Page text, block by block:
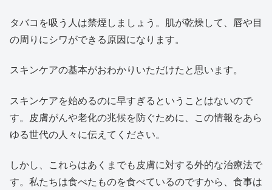
タバコを吸う人は禁煙しましょう。肌が乾燥して、唇や目
の周りにシワができる原因になります。
スキンケアの基本がおわかりいただけたと思います。
スキンケアを始めるのに早すぎるということはないので
す。皮膚がんや老化の兆候を防ぐために、この情報をあら
ゆる世代の人々に伝えてください。
しかし、これらはあくまでも皮膚に対する外的な治療法で
す。私たちは食べたものを食べているのですから、食事は